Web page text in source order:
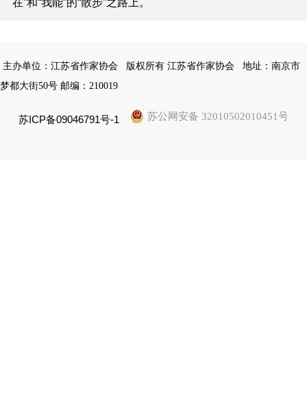
主办单位：江苏省作家协会 版权所有 江苏省作家协会
地址：南京市
梦都大街50号 邮编：210019
苏ICP备09046791号-1 苏公网安备 32010502010451号